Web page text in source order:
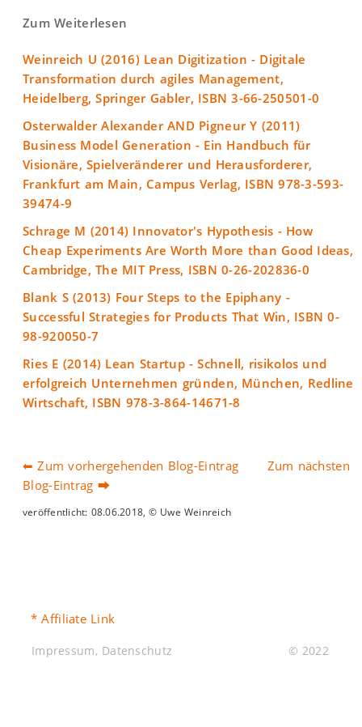
Zum Weiterlesen
Weinreich U (2016) Lean Digitization - Digitale
Transformation durch agiles Management,
Heidelberg, Springer Gabler, ISBN 3-66-250501-0
Osterwalder Alexander AND Pigneur Y (2011)
Business Model Generation - Ein Handbuch für
Visionäre, Spielveränderer und Herausforderer,
Frankfurt am Main, Campus Verlag, ISBN 978-3-593-
39474-9
Schrage M (2014) Innovator's Hypothesis - How
Cheap Experiments Are Worth More than Good Ideas,
Cambridge, The MIT Press, ISBN 0-26-202836-0
Blank S (2013) Four Steps to the Epiphany -
Successful Strategies for Products That Win, ISBN 0-
98-920050-7
Ries E (2014) Lean Startup - Schnell, risikolos und
erfolgreich Unternehmen gründen, München, Redline
Wirtschaft, ISBN 978-3-864-14671-8
⬅ Zum vorhergehenden Blog-Eintrag
Zum nächsten
Blog-Eintrag ⮕
veröffentlicht: 08.06.2018, © Uwe Weinreich
* Affiliate Link
Impressum, Datenschutz © 2022